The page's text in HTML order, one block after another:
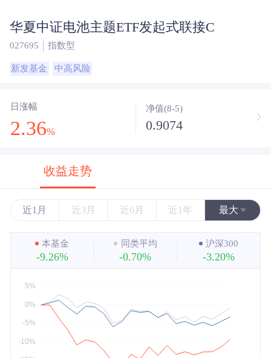
华夏中证电池主题ETF发起式联接C
027695 指数型
新发基金 中高风险
日涨幅
2.36%
净值(8-5)
0.9074
收益走势
近1月 近3月 近6月 近1年 最大
近3年
近5年
本基金
-9.26%
同类平均
-0.70%
沪深300
-3.20%